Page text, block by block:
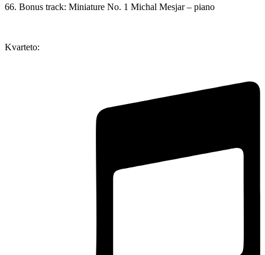
66. Bonus track: Miniature No. 1 Michal Mesjar – piano
Kvarteto: